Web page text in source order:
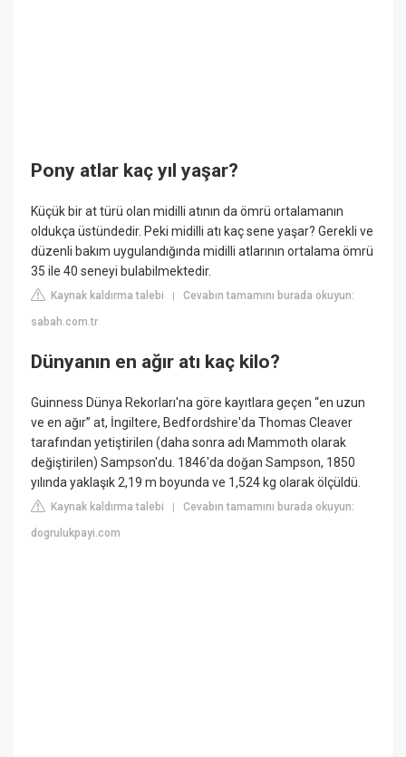
Pony atlar kaç yıl yaşar?
Küçük bir at türü olan midilli atının da ömrü ortalamanın
oldukça üstündedir. Peki midilli atı kaç sene yaşar? Gerekli ve
düzenli bakım uygulandığında midilli atlarının ortalama ömrü
35 ile 40 seneyi bulabilmektedir.
Kaynak kaldırma talebi |Cevabın tamamını burada okuyun:
sabah.com.tr
Dünyanın en ağır atı kaç kilo?
Guinness Dünya Rekorları'na göre kayıtlara geçen “en uzun
ve en ağır” at, İngiltere, Bedfordshire'da Thomas Cleaver
tarafından yetiştirilen (daha sonra adı Mammoth olarak
değiştirilen) Sampson'du. 1846'da doğan Sampson, 1850
yılında yaklaşık 2,19 m boyunda ve 1,524 kg olarak ölçüldü.
Kaynak kaldırma talebi |Cevabın tamamını burada okuyun:
dogrulukpayi.com